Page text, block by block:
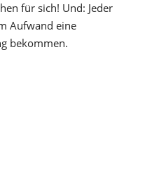
für sich! Und: Jeder
Aufwand eine
bekommen.